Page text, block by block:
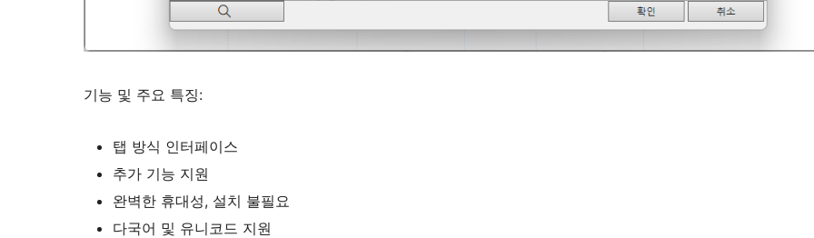
기능 및 주요 특징:
탭 방식 인터페이스
추가 기능 지원
완벽한 휴대성, 설치 불필요
다국어 및 유니코드 지원